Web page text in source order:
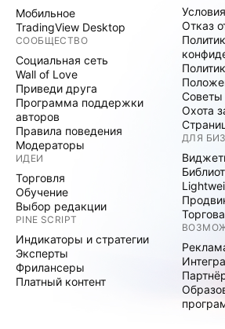
Мобильное
TradingView Desktop
СООБЩЕСТВО
Социальная сеть
Wall of Love
Приведи друга
Программа поддержки
авторов
Правила поведения
Модераторы
ИДЕИ
Торговля
Обучение
Выбор редакции
PINE SCRIPT
Индикаторы и стратегии
Эксперты
Фрилансеры
Платный контент
Отказ
Советы
Охота
ДЛЯ